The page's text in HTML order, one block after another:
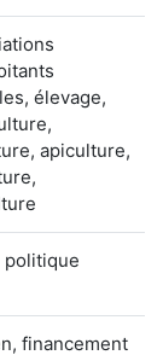
élevage,
apiculture,
politique
financement